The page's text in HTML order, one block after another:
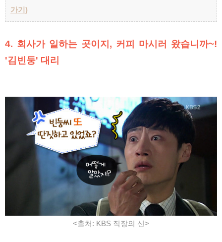
가기)
4. 회사가 일하는 곳이지, 커피 마시러 왔습니까~!
'김빈둥' 대리
<출처: KBS 직장의 신>